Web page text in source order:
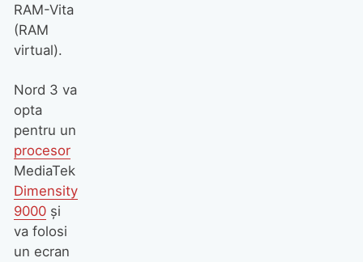
RAM-Vita
(RAM
virtual).
Nord 3 va
opta
pentru un
procesor
MediaTek
Dimensity
9000şi
va folosi
un ecran